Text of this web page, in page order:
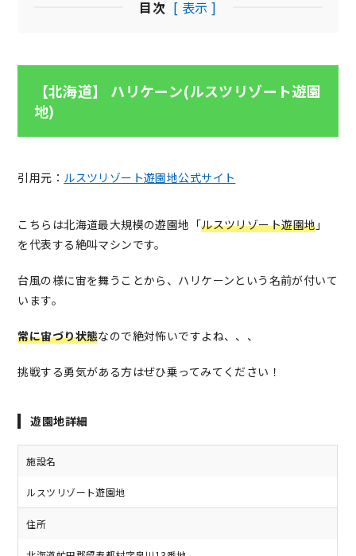
目次 [ 表示 ]
【北海道】 ハリケーン(ルスツリゾート遊園
地)
引用元： ルスツリゾート遊園地公式サイト
こちらは北海道最大規模の遊園地「ルスツリゾート遊園地 」
を代表する絶叫マシンです。
台風の様に宙を舞うことから、ハリケーンという名前が付いて
います。
常に宙づり状態なので絶対怖いですよね、、、
挑戦する勇気がある方はぜひ乗ってみてください！
遊園地詳細
施設名
ルスツリゾート遊園地
住所